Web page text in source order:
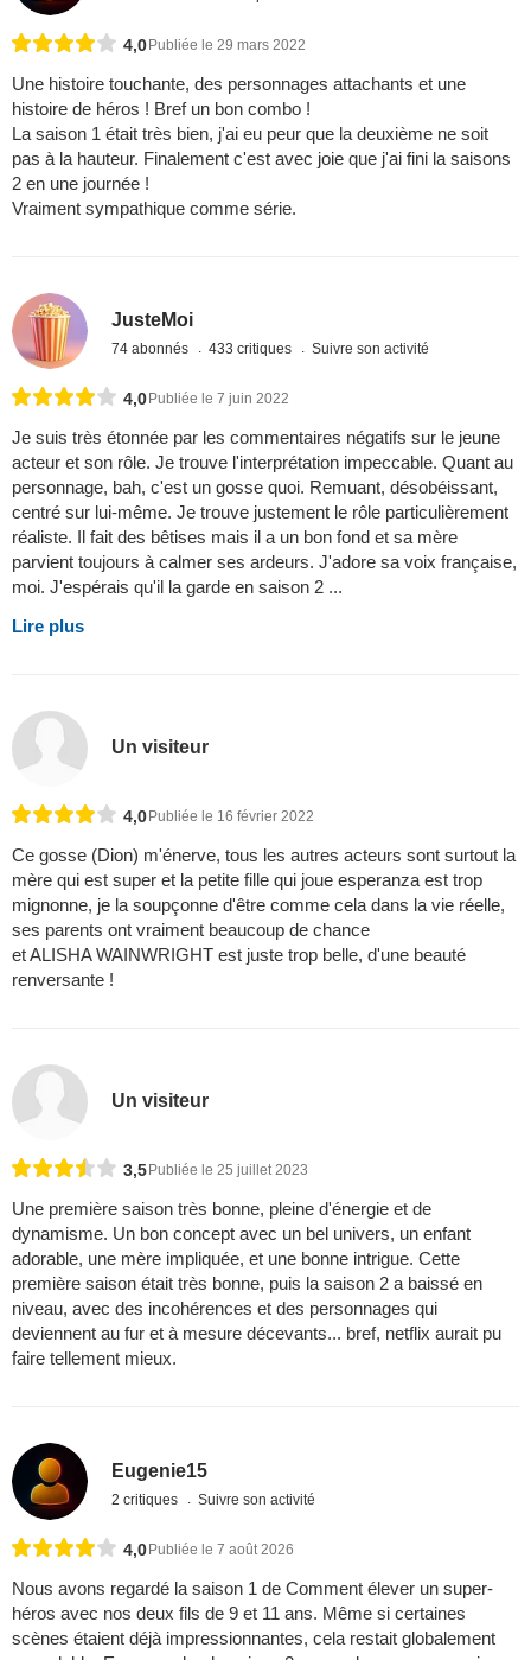
4,0Publiée le 29 mars 2022
Une histoire touchante, des personnages attachants et une
histoire de héros ! Bref un bon combo !
La saison 1 était très bien, j'ai eu peur que la deuxième ne soit
pas à la hauteur. Finalement c'est avec joie que j'ai fini la saisons
2 en une journée !
Vraiment sympathique comme série.
JusteMoi
74 abonnés 433 critiques Suivre son activité
4,0 Publiée le 7 juin 2022
Je suis très étonnée par les commentaires négatifs sur le jeune
acteur et son rôle. Je trouve l'interprétation impeccable. Quant au
personnage, bah, c'est un gosse quoi. Remuant, désobéissant,
centré sur lui-même. Je trouve justement le rôle particulièrement
réaliste. Il fait des bêtises mais il a un bon fond et sa mère
parvient toujours à calmer ses ardeurs. J'adore sa voix française,
moi. J'espérais qu'il la garde en saison 2 ...
Lire plus
Un visiteur
4,0 Publiée le 16 février 2022
Ce gosse (Dion) m'énerve, tous les autres acteurs sont surtout la
mère qui est super et la petite fille qui joue esperanza est trop
mignonne, je la soupçonne d'être comme cela dans la vie réelle,
ses parents ont vraiment beaucoup de chance
et ALISHA WAINWRIGHT est juste trop belle, d'une beauté
renversante !
Un visiteur
3,5 Publiée le 25 juillet 2023
Une première saison très bonne, pleine d'énergie et de
dynamisme. Un bon concept avec un bel univers, un enfant
adorable, une mère impliquée, et une bonne intrigue. Cette
première saison était très bonne, puis la saison 2 a baissé en
niveau, avec des incohérences et des personnages qui
deviennent au fur et à mesure décevants... bref, netflix aurait pu
faire tellement mieux.
Eugenie15
2 critiques Suivre son activité
4,0Publiée le 7 août 2026
Nous avons regardé la saison 1 de Comment élever un super-
héros avec nos deux fils de 9 et 11 ans. Même si certaines
scènes étaient déjà impressionnantes, cela restait globalement